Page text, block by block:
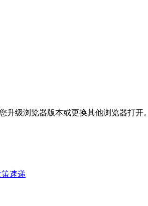
级浏览器版本或更换其他浏览器打开。
速递